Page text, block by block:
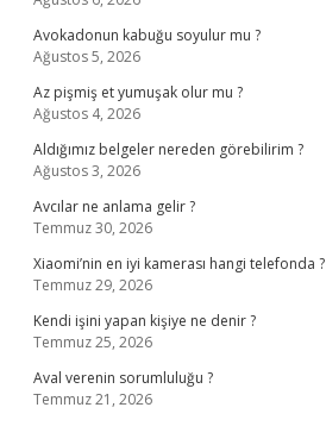
Avokadonun kabuğu soyulur mu ?
Ağustos 5, 2026
Az pişmiş et yumuşak olur mu ?
Ağustos 4, 2026
Aldığımız belgeler nereden görebilirim ?
Ağustos 3, 2026
Avcılar ne anlama gelir ?
Temmuz 30, 2026
Xiaomi’nin en iyi kamerası hangi telefonda ?
Temmuz 29, 2026
Kendi işini yapan kişiye ne denir ?
Temmuz 25, 2026
Aval verenin sorumluluğu ?
Temmuz 21, 2026